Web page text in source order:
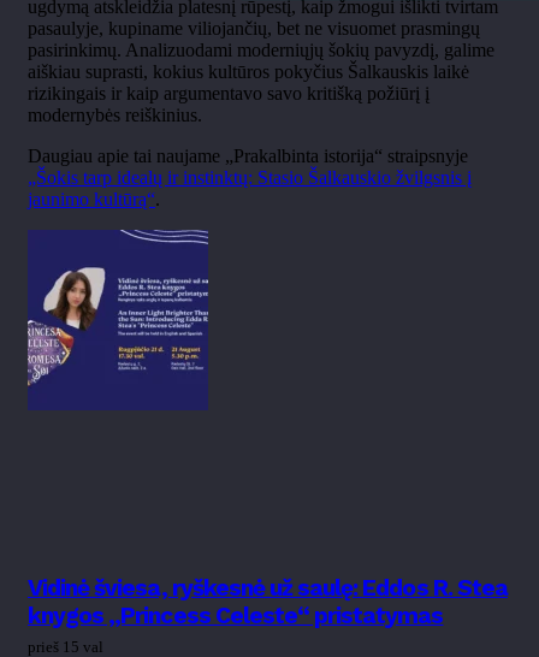
ugdymą atskleidžia platesnį rūpestį, kaip žmogui išlikti tvirtam
pasaulyje, kupiname viliojančių, bet ne visuomet prasmingų
pasirinkimų. Analizuodami moderniųjų šokių pavyzdį, galime
aiškiau suprasti, kokius kultūros pokyčius Šalkauskis laikė
rizikingais ir kaip argumentavo savo kritišką požiūrį į
modernybės reiškinius.
Daugiau apie tai naujame „Prakalbinta istorija“ straipsnyje
„Šokis tarp idealų ir instinktų: Stasio Šalkauskio žvilgsnis į
jaunimo kultūrą“.
Vidinė šviesa, ryškesnė už saulę: Eddos R. Stea
knygos „Princess Celeste“ pristatymas
prieš 15 val